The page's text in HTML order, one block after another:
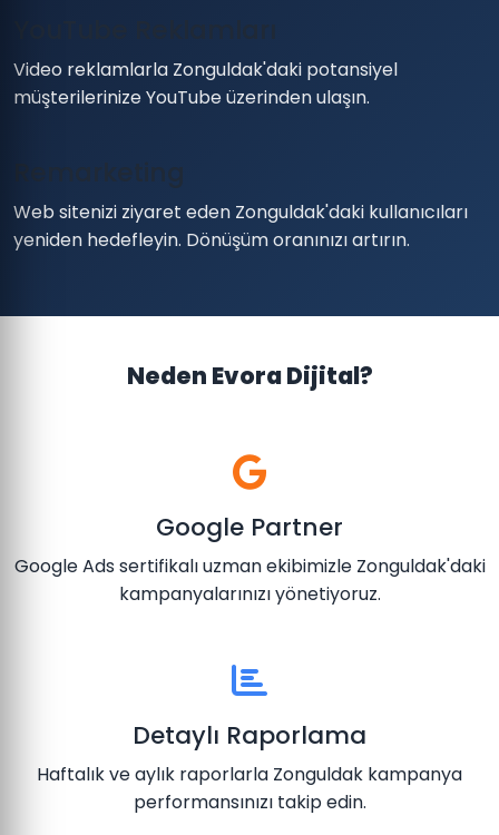
Video reklamlarla Zonguldak'daki potansiyel
müşterilerinize YouTube üzerinden ulaşın.
Web sitenizi ziyaret eden Zonguldak'daki kullanıcıları
yeniden hedefleyin. Dönüşüm oranınızı artırın.
Neden Evora Dijital?
Google Partner
Google Ads sertifikalı uzman ekibimizle Zonguldak'daki
kampanyalarınızı yönetiyoruz.
Detaylı Raporlama
Haftalık ve aylık raporlarla Zonguldak kampanya
performansınızı takip edin.